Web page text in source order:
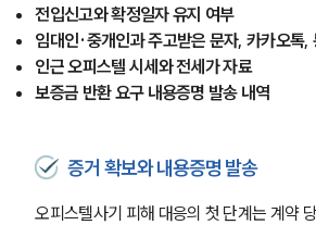
전입신고와 확정일자 유지 여부
임대인·중개인과 주고받은 문자, 카카오톡,
인근 오피스텔 시세와 전세가 자료
보증금 반환 요구 내용증명 발송 내역
증거 확보와 내용증명 발송
오피스텔사기 피해 대응의 첫 단계는 계약